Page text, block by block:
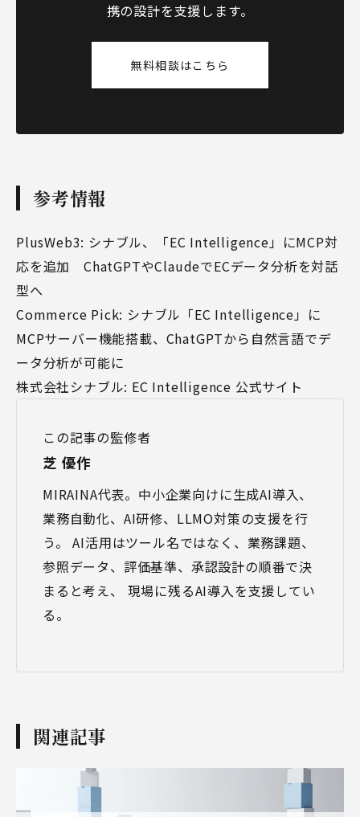
携の設計を支援します。
無料相談はこちら
参考情報
PlusWeb3: シナブル、「EC Intelligence」にMCP対
応を追加 ChatGPTやClaudeでECデータ分析を対話
型へ
Commerce Pick: シナブル「EC Intelligence」に
MCPサーバー機能搭載、ChatGPTから自然言語でデ
ータ分析が可能に
株式会社シナブル: EC Intelligence 公式サイト
この記事の監修者
芝 優作
MIRAINA代表。中小企業向けに生成AI導入、
業務自動化、AI研修、LLMO対策の支援を行
う。 AI活用はツール名ではなく、業務課題、
参照データ、評価基準、承認設計の順番で決
まると考え、 現場に残るAI導入を支援してい
る。
関連記事